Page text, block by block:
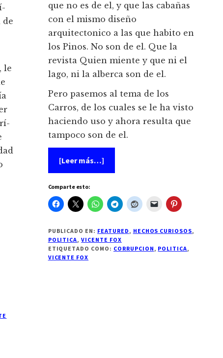
de
le
rí­
que no es de el, y que las cabañas
con el mismo diseño
arquitectonico a las que habito en
los Pinos. No son de el. Que la
revista Quien miente y que ni el
lago, ni la alberca son de el.
Pero pasemos al tema de los
Carros, de los cuales se le ha visto
haciendo uso y ahora resulta que
tampoco son de el.
[Leer más…]acerca
de
Las
Vicente
Fox…
los
Comparte esto:
PUBLICADO EN: FEATURED, HECHOS CURIOSOS,
POLITICA,VICENTE FOX
ETIQUETADO COMO: CORRUPCION, POLITICA,
VICENTE FOX